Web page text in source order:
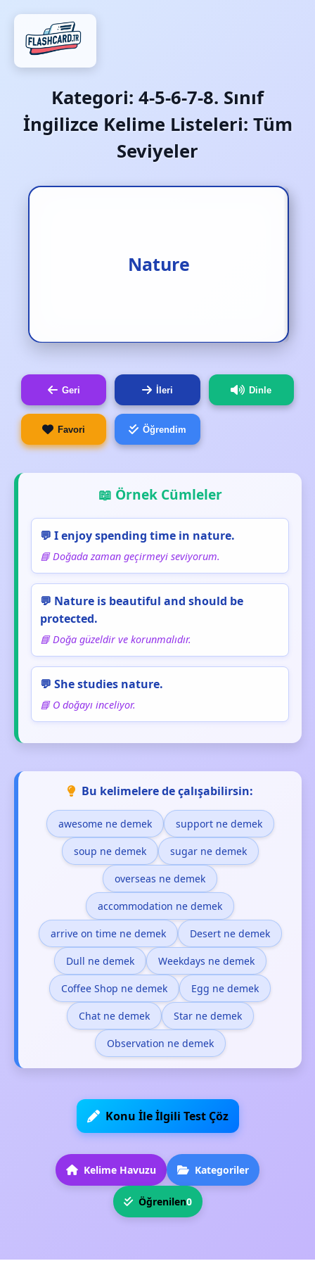
Kategori: 4-5-6-7-8. Sınıf
İngilizce Kelime Listeleri: Tüm
Seviyeler
Nature
Doğa
Geri İleri Dinle
Favori Öğrendim
📖 Örnek Cümleler
💬 I enjoy spending time in nature.
📘 Doğada zaman geçirmeyi seviyorum.
💬 Nature is beautiful and should be
protected.
📘 Doğa güzeldir ve korunmalıdır.
💬 She studies nature.
📘 O doğayı inceliyor.
Bu kelimelere de çalışabilirsin:
awesome ne demek support ne demek
soup ne demek sugar ne demek
overseas ne demek
accommodation ne demek
arrive on time ne demek Desert ne demek
Dull ne demek Weekdays ne demek
Coffee Shop ne demek Egg ne demek
Chat ne demek Star ne demek
Observation ne demek
Konu İle İlgili Test Çöz
Kelime Havuzu Kategoriler
Öğrenilen0